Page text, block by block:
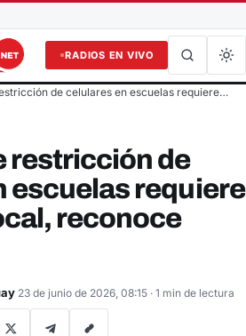
RADIOS EN VIVO
Buscar
de celulares en escuelas requiere…
restricción de
escuelas requiere
reconoce
23 de junio de 2026, 08:15 · 1 min de lectura